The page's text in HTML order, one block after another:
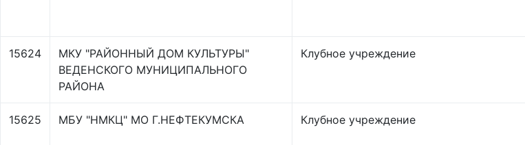
15624
МКУ "РАЙОННЫЙ ДОМ КУЛЬТУРЫ"
ВЕДЕНСКОГО МУНИЦИПАЛЬНОГО
РАЙОНА
Клубное учреждение
15625 МБУ "НМКЦ" МО Г.НЕФТЕКУМСКА Клубное учреждение